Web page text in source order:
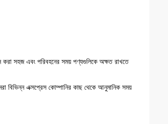
করা সহজ এবং পরিবহনের সময় পণ্যগুলিকে অক্ষত রাখতে
বিভিন্ন এক্সপ্রেস কোম্পানির কাছ থেকে আনুমানিক সময়